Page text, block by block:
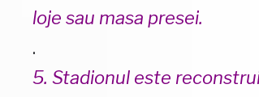
loje sau masa presei.
.
5. Stadionul este